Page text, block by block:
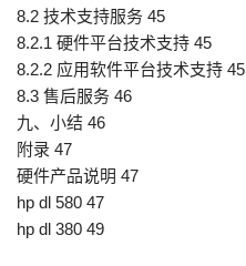
8.2 技术支持服务 45
8.2.1 硬件平台技术支持 45
8.2.2 应用软件平台技术支持 45
8.3 售后服务 46
九、小结 46
附录 47
硬件产品说明 47
hp dl 580 47
hp dl 380 49